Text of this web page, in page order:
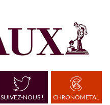
SUIVEZ-NOUS ! CHRONOMETAL